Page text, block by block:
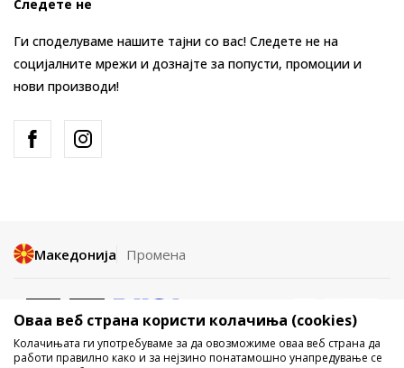
Следете не
Ги споделуваме нашите тајни со вас! Следете не на
социјалните мрежи и дознајте за попусти, промоции и
нови производи!
Македонија Промена
Оваа веб страна користи колачиња (cookies)
Колачињата ги употребуваме за да овозможиме оваа веб страна да
работи правилно како и за нејзино понатамошно унапредување се